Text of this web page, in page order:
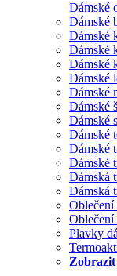
Dámské
Dámské
Dámské
Dámské
Dámské
Dámské
Dámské
Dámské
Dámské
Dámské
Dámské
Dámské
Dámská
Dámská
Oblečení
Oblečení
Plavky
Zobrazit